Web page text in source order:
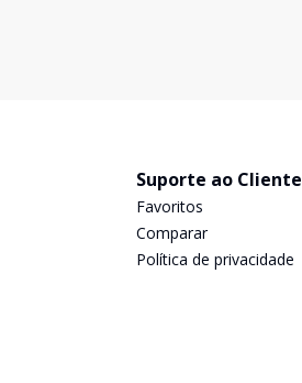
Suporte ao Cliente
Favoritos
Comparar
Política de privacidade